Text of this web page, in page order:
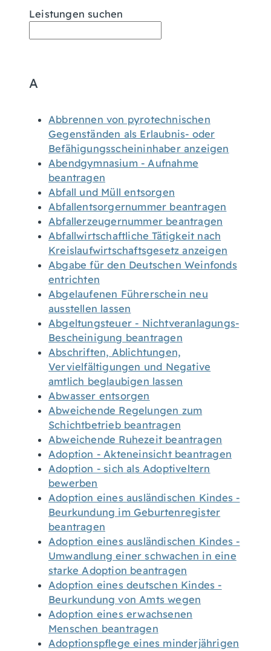
Leistungen suchen
A
Abbrennen von pyrotechnischen
Gegenständen als Erlaubnis- oder
Befähigungsscheininhaber anzeigen
Abendgymnasium - Aufnahme
beantragen
Abfall und Müll entsorgen
Abfallentsorgernummer beantragen
Abfallerzeugernummer beantragen
Abfallwirtschaftliche Tätigkeit nach
Kreislaufwirtschaftsgesetz anzeigen
Abgabe für den Deutschen Weinfonds
entrichten
Abgelaufenen Führerschein neu
ausstellen lassen
Abgeltungsteuer - Nichtveranlagungs-
Bescheinigung beantragen
Abschriften, Ablichtungen,
Vervielfältigungen und Negative
amtlich beglaubigen lassen
Abwasser entsorgen
Abweichende Regelungen zum
Schichtbetrieb beantragen
Abweichende Ruhezeit beantragen
Adoption - Akteneinsicht beantragen
Adoption - sich als Adoptiveltern
bewerben
Adoption eines ausländischen Kindes -
Beurkundung im Geburtenregister
beantragen
Adoption eines ausländischen Kindes -
Umwandlung einer schwachen in eine
starke Adoption beantragen
Adoption eines deutschen Kindes -
Beurkundung von Amts wegen
Adoption eines erwachsenen
Menschen beantragen
Adoptionspflege eines minderjährigen